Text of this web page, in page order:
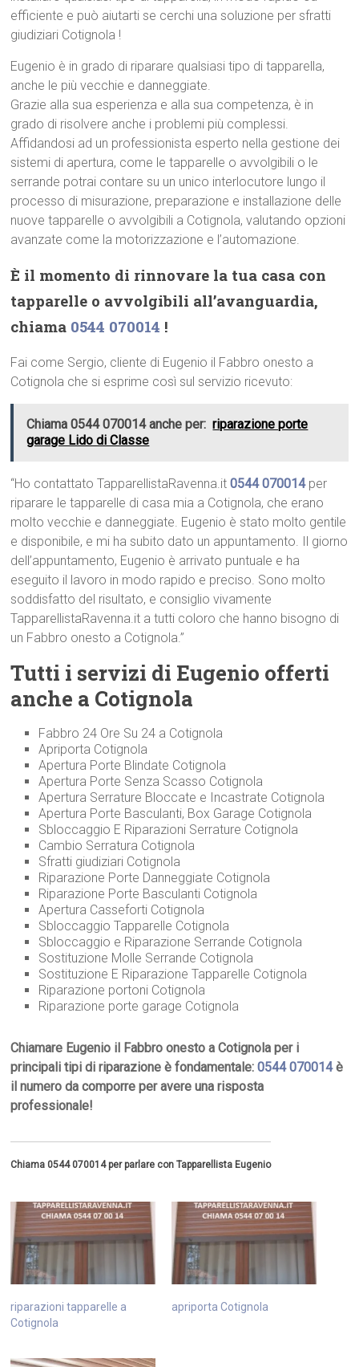
efficiente e può aiutarti se cerchi una soluzione per sfratti
giudiziari Cotignola !
Eugenio è in grado di riparare qualsiasi tipo di tapparella,
anche le più vecchie e danneggiate.
Grazie alla sua esperienza e alla sua competenza, è in
grado di risolvere anche i problemi più complessi.
Affidandosi ad un professionista esperto nella gestione dei
sistemi di apertura, come le tapparelle o avvolgibili o le
serrande potrai contare su un unico interlocutore lungo il
processo di misurazione, preparazione e installazione delle
nuove tapparelle o avvolgibili a Cotignola, valutando opzioni
avanzate come la motorizzazione e l’automazione.
È il momento di rinnovare la tua casa con
tapparelle o avvolgibili all’avanguardia,
chiama 0544 070014 !
Fai come Sergio, cliente di Eugenio il Fabbro onesto a
Cotignola che si esprime così sul servizio ricevuto:
Chiama 0544 070014 anche per: riparazione porte
garage Lido di Classe
“Ho contattato TapparellistaRavenna.it0544 070014per
riparare le tapparelle di casa mia a Cotignola, che erano
molto vecchie e danneggiate. Eugenio è stato molto gentile
e disponibile, e mi ha subito dato un appuntamento. Il giorno
dell’appuntamento, Eugenio è arrivato puntuale e ha
eseguito il lavoro in modo rapido e preciso. Sono molto
soddisfatto del risultato, e consiglio vivamente
TapparellistaRavenna.it a tutti coloro che hanno bisogno di
un Fabbro onesto a Cotignola.”
Tutti i servizi di Eugenio offerti
anche a Cotignola
Fabbro 24 Ore Su 24 a Cotignola
Apriporta Cotignola
Apertura Porte Blindate Cotignola
Apertura Porte Senza Scasso Cotignola
Apertura Serrature Bloccate e Incastrate Cotignola
Apertura Porte Basculanti, Box Garage Cotignola
Sbloccaggio E Riparazioni Serrature Cotignola
Cambio Serratura Cotignola
Sfratti giudiziari Cotignola
Riparazione Porte Danneggiate Cotignola
Riparazione Porte Basculanti Cotignola
Apertura Casseforti Cotignola
Sbloccaggio Tapparelle Cotignola
Sbloccaggio e Riparazione Serrande Cotignola
Sostituzione Molle Serrande Cotignola
Sostituzione E Riparazione Tapparelle Cotignola
Riparazione portoni Cotignola
Riparazione porte garage Cotignola
Chiamare Eugenio il Fabbro onesto a Cotignola per i
principali tipi di riparazione è fondamentale:0544 070014è
il numero da comporre per avere una risposta
professionale!
Chiama 0544 070014 per parlare con Tapparellista Eugenio
riparazioni tapparelle a
Cotignola
apriporta Cotignola